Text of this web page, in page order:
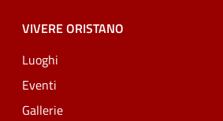
VIVERE ORISTANO
Luoghi
Eventi
Gallerie